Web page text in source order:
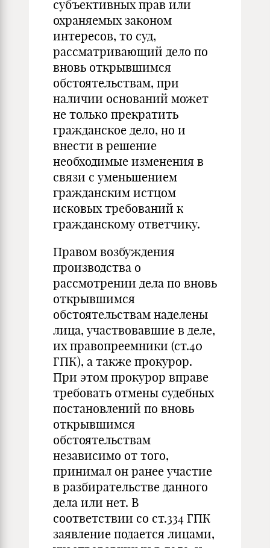
субъективных прав или
охраняемых законом
интересов, то суд,
рассматривающий дело по
вновь открывшимся
обстоятельствам, при
наличии оснований может
не только прекратить
гражданское дело, но и
внести в решение
необходимые изменения в
связи с уменьшением
гражданским истцом
исковых требований к
гражданскому ответчику.
Правом возбуждения
производства о
рассмотрении дела по вновь
открывшимся
обстоятельствам наделены
лица, участвовавшие в деле,
их правопреемники (ст.40
ГПК), а также прокурор.
При этом прокурор вправе
требовать отмены судебных
постановлений по вновь
открывшимся
обстоятельствам
независимо от того,
принимал он ранее участие
в разбирательстве данного
дела или нет. В
соответствии со ст.334 ГПК
заявление подается лицами,